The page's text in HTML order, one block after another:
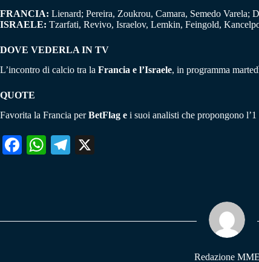
FRANCIA: Lienard; Pereira, Zoukrou, Camara, Semedo
ISRAELE: Tzarfati, Revivo, Israelov, Lemkin, Feingold,
DOVE VEDERLA IN TV
L’incontro di calcio tra la Francia e l’Israele, in programma
QUOTE
Favorita la Francia perBetFlag e i suoi analisti che propongono
Fa W
pp
Te
m
Redazione MME